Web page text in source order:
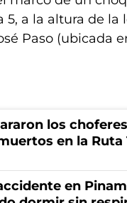
a la altura de la
Paso (ubicada
los
en la Ruta
en